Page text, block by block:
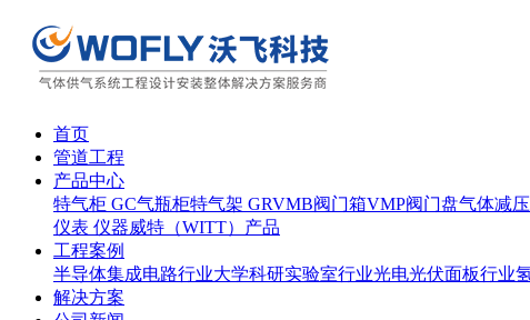
首页
管道工程
产品中心
特气柜 GC气瓶柜特气架 GRVMB阀门箱VMP阀门盘气体减
仪表 仪器威特（WITT）产品
工程案例
半导体集成电路行业大学科研实验室行业光电光伏面板行业
解决方案